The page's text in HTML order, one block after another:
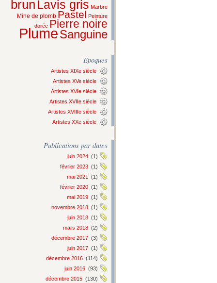
brun Lavis gris Marbre
Mine de plomb Pastel Peinture
dorée Pierre noire
PlumeSanguine
Epoques
Artistes XIXe siècle
Artistes XVe siècle
Artistes XVIe siècle
Artistes XVIIe siècle
Artistes XVIIIe siècle
Artistes XXe siècle
Publications par dates
juin 2024 (1)
février 2023 (1)
mai 2021
(1)
février 2020 (1)
mai 2019 (1)
novembre 2018 (1)
juin 2018 (1)
mars 2018 (2)
décembre 2017 (3)
juin 2017 (1)
décembre 2016 (114)
juin 2016 (93)
décembre 2015 (130)